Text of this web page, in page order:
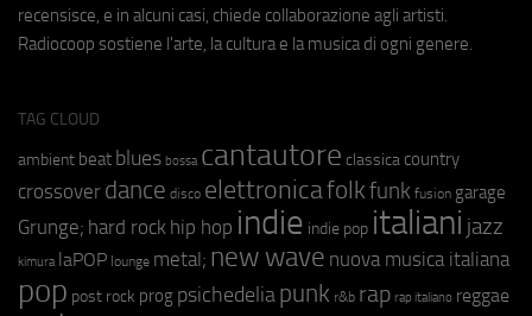
recensisce, e in alcuni casi, chiede collaborazione agli artisti.
Radiocoop sostiene l'arte, la cultura e la musica di ogni genere.
TAG CLOUD
ambient beat blues bossa cantautore classica country
crossover dance disco elettronicafolkfunk fusion garage
Grunge; hard rock hip hop indie indie pop italiani jazz
kimura laPOP lounge metal; new wave nuova musica italiana
pop post rock prog psichedeliapunk r&b rap rap italiano reggae